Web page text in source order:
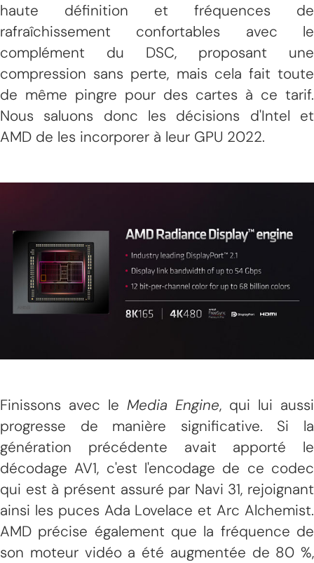
haute définition et fréquences de
rafraîchissement confortables avec le
complément du DSC, proposant une
compression sans perte, mais cela fait toute
de même pingre pour des cartes à ce tarif.
Nous saluons donc les décisions d'Intel et
AMD de les incorporer à leur GPU 2022.
Finissons avec le Media Engine, qui lui aussi
progresse de manière significative. Si la
génération précédente avait apporté le
décodage AV1, c'est l'encodage de ce codec
qui est à présent assuré par Navi 31, rejoignant
ainsi les puces Ada Lovelace et Arc Alchemist.
AMD précise également que la fréquence de
son moteur vidéo a été augmentée de 80 %,